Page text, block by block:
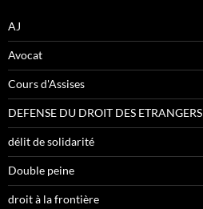
AJ
Avocat
Cours d'Assises
DEFENSE DU DROIT DES ETRANGERS
délit de solidarité
Double peine
droit à la frontière